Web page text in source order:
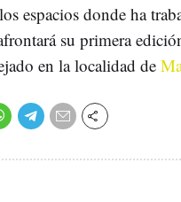
espacios donde ha
su primera
en la localidad de